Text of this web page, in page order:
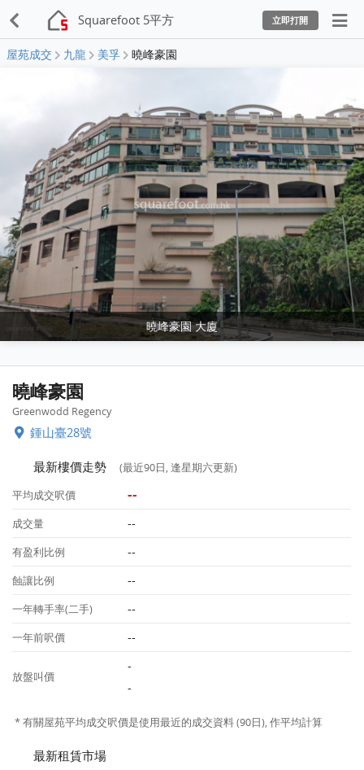
Squarefoot 5平方 立即打開
屋苑成交 九龍 美孚 曉峰豪園
曉峰豪園 大廈
曉峰豪園
Greenwodd Regency
鍾山臺28號
最新樓價走勢
(最近90日, 逢星期六更新)
平均成交呎價
--
成交量 --
有盈利比例 --
蝕讓比例 --
一年轉手率(二手) --
一年前呎價 --
放盤叫價
-
-
* 有關屋苑平均成交呎價是使用最近的成交資料 (90日), 作平均計算
最新租賃市場